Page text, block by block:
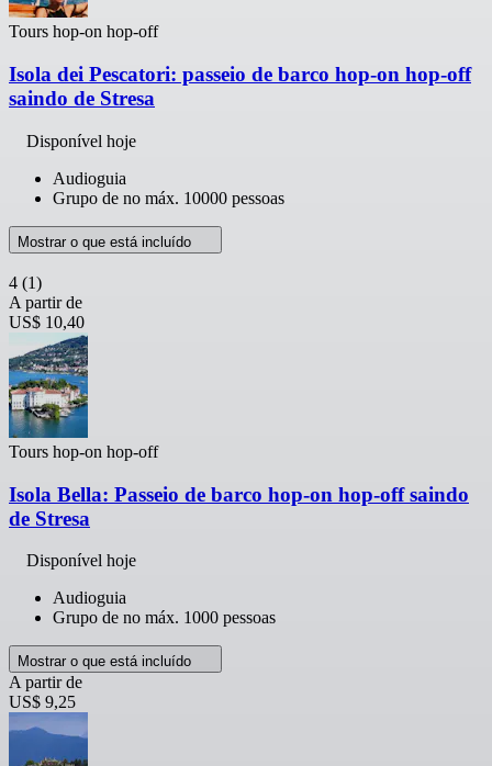
Tours hop-on hop-off
Isola dei Pescatori: passeio de barco hop-on hop-off
saindo de Stresa
Disponível hoje
Audioguia
Grupo de no máx. 10000 pessoas
Mostrar o que está incluído
4 (1)
A partir de
US$ 10,40
Tours hop-on hop-off
Isola Bella: Passeio de barco hop-on hop-off saindo
de Stresa
Disponível hoje
Audioguia
Grupo de no máx. 1000 pessoas
Mostrar o que está incluído
A partir de
US$ 9,25